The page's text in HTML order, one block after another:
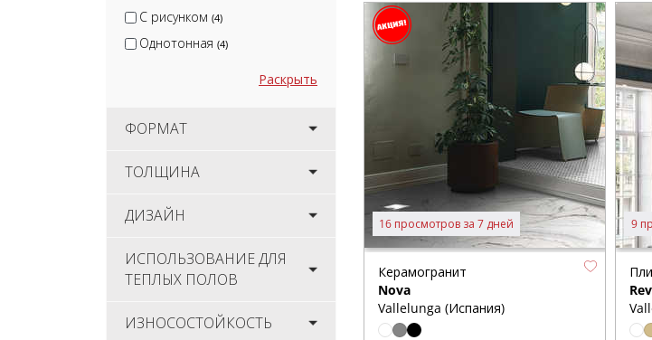
С рисунком (4)
Однотонная (4)
Раскрыть
ФОРМАТ
ТОЛЩИНА
ДИЗАЙН
ИСПОЛЬЗОВАНИЕ ДЛЯ
ТЕПЛЫХ ПОЛОВ
ИЗНОСОСТОЙКОСТЬ
16 просмотров за 7 дней
Керамогранит
Nova
Vallelunga (Испания)
9